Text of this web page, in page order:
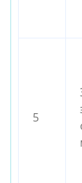
5